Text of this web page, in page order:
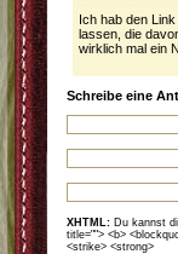
Ich hab den
lassen, die
wirklich mal ein
Schreibe eine
XHTML: Du kannst
title=""> <b>
<strike> <strong>